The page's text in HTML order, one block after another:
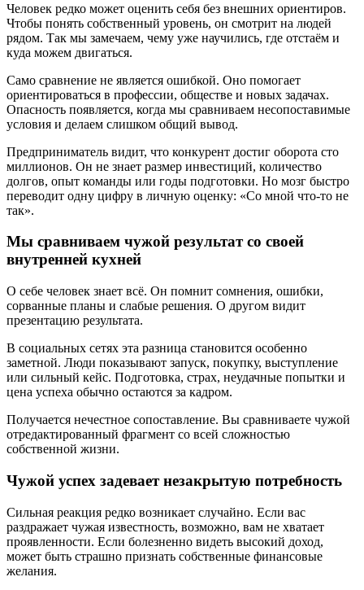
Человек редко может оценить себя без внешних ориентиров.
Чтобы понять собственный уровень, он смотрит на людей
рядом. Так мы замечаем, чему уже научились, где отстаём и
куда можем двигаться.
Само сравнение не является ошибкой. Оно помогает
ориентироваться в профессии, обществе и новых задачах.
Опасность появляется, когда мы сравниваем несопоставимые
условия и делаем слишком общий вывод.
Предприниматель видит, что конкурент достиг оборота сто
миллионов. Он не знает размер инвестиций, количество
долгов, опыт команды или годы подготовки. Но мозг быстро
переводит одну цифру в личную оценку: «Со мной что-то не
так».
Мы сравниваем чужой результат со своей
внутренней кухней
О себе человек знает всё. Он помнит сомнения, ошибки,
сорванные планы и слабые решения. О другом видит
презентацию результата.
В социальных сетях эта разница становится особенно
заметной. Люди показывают запуск, покупку, выступление
или сильный кейс. Подготовка, страх, неудачные попытки и
цена успеха обычно остаются за кадром.
Получается нечестное сопоставление. Вы сравниваете чужой
отредактированный фрагмент со всей сложностью
собственной жизни.
Чужой успех задевает незакрытую потребность
Сильная реакция редко возникает случайно. Если вас
раздражает чужая известность, возможно, вам не хватает
проявленности. Если болезненно видеть высокий доход,
может быть страшно признать собственные финансовые
желания.